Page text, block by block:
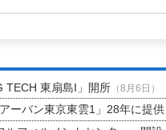
東扇島I」開所（8月6日）
ーバン東京東雲1」28年に提供